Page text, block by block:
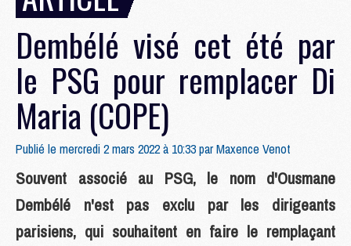
Dembélé visé cet été par
le PSG pour remplacer Di
Maria (COPE)
Publié le mercredi 2 mars 2022 à 10:33 parMaxence Venot
Souvent associé au PSG, le nom d'Ousmane
Dembélé n'est pas exclu par les dirigeants
parisiens, qui souhaitent en faire le remplaçant